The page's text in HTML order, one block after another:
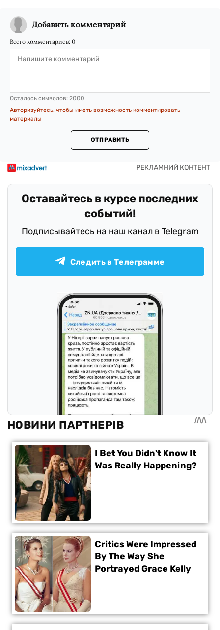
Добавить комментарий
Всего комментариев: 0
Осталось символов: 2000
Авторизуйтесь, чтобы иметь возможность комментировать
материалы
ОТПРАВИТЬ
Оставайтесь в курсе последних
событий!
Подписывайтесь на наш канал в Telegram
Следить в Телеграмме